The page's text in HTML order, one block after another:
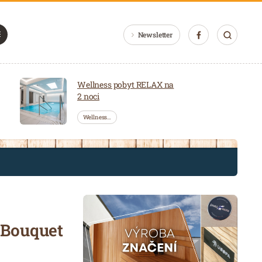
Newsletter
Wellness pobyt RELAX na
2 noci
Wellness…